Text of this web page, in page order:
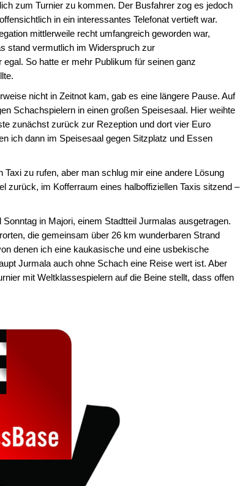
zum Turnier zu kommen. Der Busfahrer zog es jedoch
in ein interessantes Telefonat vertieft war.
mittlerweile recht umfangreich geworden war,
stand vermutlich im Widerspruch zur
So hatte er mehr Publikum für seinen ganz
nicht in Zeitnot kam, gab es eine längere Pause. Auf
Schachspielern in einen großen Speisesaal. Hier weihte
zunächst zurück zur Rezeption und dort vier Euro
ich dann im Speisesaal gegen Sitzplatz und Essen
zu rufen, aber man schlug mir eine andere Lösung
zurück, im Kofferraum eines halboffiziellen Taxis sitzend –
in Majori, einem Stadtteil Jurmalas ausgetragen.
die gemeinsam über 26 km wunderbaren Strand
denen ich eine kaukasische und eine usbekische
Jurmala auch ohne Schach eine Reise wert ist. Aber
mit Weltklassespielern auf die Beine stellt, dass offen